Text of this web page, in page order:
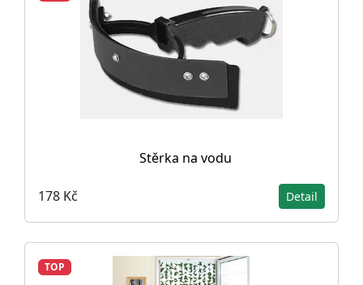
Stěrka na vodu
178 Kč Detail
TOP